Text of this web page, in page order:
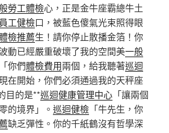
勞工體檢心，正是金牛座霸總牛土
員工健檢口，被藍色傻氣光束照得眼
檢推薦生！請你停止散播金箔！你
動已經嚴重破壞了我的空間美一般
你們體檢費用兩個，給我聽著巡迴
在開始，你們必須通過我的天秤座
目的是**巡迴健康管理中心 「讓兩個
的境界」。 巡迴健檢 「牛先生，你
缺乏彈性。你的千紙鶴沒有哲學深